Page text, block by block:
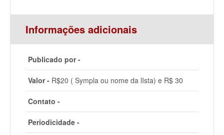
Informações adicionais
Publicado por -
Valor - R$20 ( Sympla ou nome da lIsta) e R$ 30
Contato -
Periodicidade -